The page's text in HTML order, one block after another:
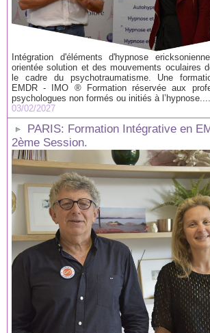
Intégration d'éléments d'hypnose
orientée solution et des mouvements oculaires
le cadre du psychotraumatisme. Une
EMDR - IMO ® Formation réservée aux
psychologues non formés ou initiés à l’hypnose....
03/02/2027
PARIS: Formation Intégrative en
2ème Session.